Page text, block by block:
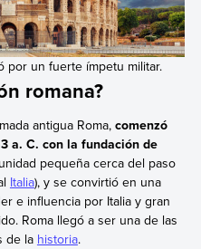
por un fuerte ímpetu militar.
romana?
antigua Roma,comenzó
a. C. con la fundación de
pequeña cerca del paso
Italia), y se convirtió en una
e influencia por Italia y gran
Roma llegó a ser una de las
de la historia.